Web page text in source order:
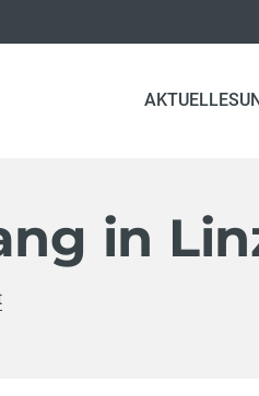
AKTUELLES
in